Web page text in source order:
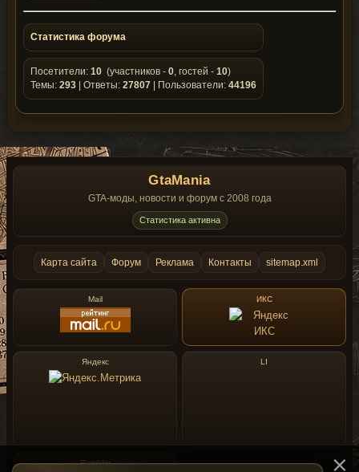
Статистика форума
Посетители: 10 (участников - 0, гостей - 10)
Темы: 293 | Ответы: 27807 | Пользователи: 44196
GtaMania
GTA-моды, новости и форум с 2008 года
Статистика активна
Карта сайта Форум Реклама Контакты sitemap.xml
Mail ИКС
Яндекс LI
Rambler